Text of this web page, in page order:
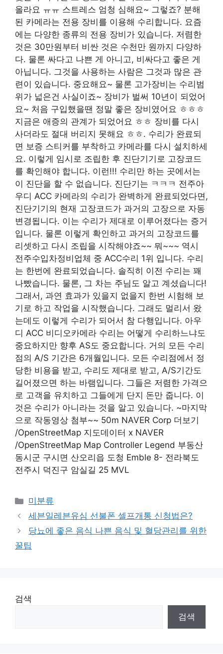
올라요 ㅠㅠ 스트레스 엄청 심해요~ 그렇죠? 분해
된 카메라는 전용 장비를 이용해 수리합니다. 요즘
에는 다양한 종류의 전용 장비가 있습니다. 저렴한
것은 30만원부터 비싼 것은 수천만 원까지 다양하
다. 물론 싸다고 나쁜 게 아니고, 비싸다고 좋은 게
아닙니다. 그것을 사용하는 사람은 그것과 많은 관
련이 있습니다. 중요해요~ 물론 고가장비는 수리범
위가 넓은건 사실이죠~ 장비가 벌써 10년이 되었어
요~ 처음 구입했을땐 정말 좋은 장비였어요 ㅎㅎㅎ
지금은 애증의 관계가 되었어요 ㅎㅎ ​​장비를 다시
사더라도 절대 버리지 못해요 ㅎㅎ. 수리가 완료되
면 보증 스티커를 부착하고 카메라를 다시 설치하세
요. 이렇게 임시로 조립한 후 진단기기로 고장코드
를 확인해야 합니다. 이런!!! 수리만 하는 곳에서는
이 진단을 할 수 없습니다. 진단기는 ㅋㅋㅋ 전주아
우디 ACC 카메라의 수리가 완벽하게 완료되었다면,
진단기기의 현재 고장코드가 과거의 고장으로 자동
변경됩니다. 이는 수리가 제대로 이루어졌다는 증거
입니다. 물론 이렇게 확인하고 과거의 고장코드를
리셋하고 다시 조립을 시작해야죠~~ 뭐~~~ 역시
전주수입차정비업체 중 ACC수리 1위 입니다. 수리
는 한번에 완료되었습니다. 솔직히 이전 수리는 꽤
나빴습니다. 물론, 그 차는 주님도 알고 계셨습니다!
그래서, 과연 효과가 있을지 없을지 한번 시험해 보
기로 하고 작업을 시작했습니다. 그래도 멀리서 왔
는데도 이렇게 수리가 되어서 참 다행입니다. 아우
디 ACC 비디오카메라 수리는 어떻게 수리하느냐도
중요하지만 향후 AS도 중요합니다. 거의 모든 수리
점의 A/S 기간은 6개월입니다. 모든 수리점에서 정
당한 비용을 받고, 수리도 제대로 받고, A/S기간도
길어졌으면 하는 바램입니다. 그들은 저렴한 가격으
로 고객을 유치하고 그들에게 단지 돈만 줍니다. 이
것은 수리가 아니라는 것을 알고 있습니다. ~마지막
으로 작동영상 첨부~~ 50m NAVER Corp 더보기
/OpenStreetMap 지도데이터 x NAVER
/OpenStreetMap Map Controller Legend 부동산
동시군 구시면 산오리읍 도청 Emble 8- 전라북도
전주시 덕진구 암실길 25 MVL
Categories
미분류
세븐일레븐유심 선불폰 셀프개통 신청법은?
당뇨에 좋은 음식 나쁜 음식 및 혈당관리를 위한
꿀팁
검색
검색